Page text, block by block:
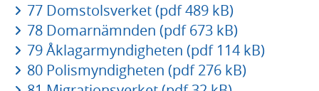
77 Domstolsverket (pdf 489 kB)
78 Domarnämnden (pdf 673 kB)
79 Åklagarmyndigheten (pdf 114 kB)
80 Polismyndigheten (pdf 276 kB)